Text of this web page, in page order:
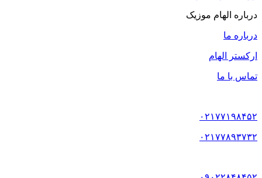
درباره الهام موزیک
درباره ما
ارکستر الهام
تماس با ما
۰۲۱۷۷۱۹۸۴۵۲
۰۲۱۷۷۸۹۳۷۳۲